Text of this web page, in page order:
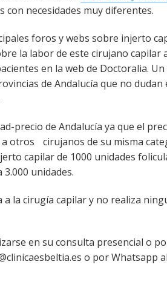
necesidades muy diferentes.
foros y webs sobre injerto
la labor de este cirujano capilar
en la web de Doctoralia.
de Andalucía que no dudan
precio de Andalucía ya que el
otros cirujanos de su misma
capilar de 1000 unidades
unidades.
a la cirugía capilar y no realiza
en su consulta presencial o
o por Whatsapp